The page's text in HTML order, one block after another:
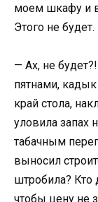
моем шкафу и
Этого не
— Ах, не
пятнами,
край стола,
уловила запах
табачным
выносил
штробила? Кто
чтобы цену не